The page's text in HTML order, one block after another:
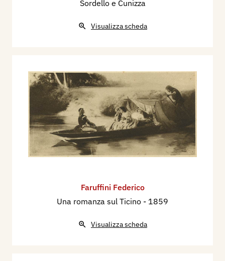
Sordello e Cunizza
Visualizza scheda
Faruffini Federico
Una romanza sul Ticino - 1859
Visualizza scheda